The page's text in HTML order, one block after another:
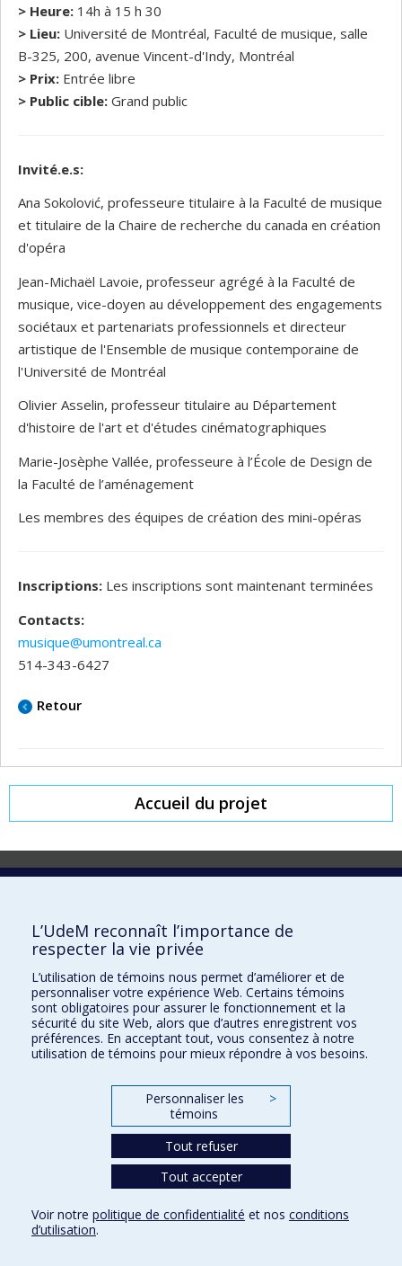
> Heure: 14h à 15 h 30
> Lieu: Université de Montréal, Faculté de musique, salle
B-325, 200, avenue Vincent-d'Indy, Montréal
> Prix: Entrée libre
> Public cible: Grand public
Invité.e.s:
Ana Sokolović, professeure titulaire à la Faculté de musique
et titulaire de la Chaire de recherche du canada en création
d'opéra
Jean-Michaël Lavoie, professeur agrégé à la Faculté de
musique, vice-doyen au développement des engagements
sociétaux et partenariats professionnels et directeur
artistique de l'Ensemble de musique contemporaine de
l'Université de Montréal
Olivier Asselin, professeur titulaire au Département
d'histoire de l'art et d'études cinématographiques
Marie-Josèphe Vallée, professeure à l’École de Design de
la Faculté de l’aménagement
Les membres des équipes de création des mini-opéras
Inscriptions: Les inscriptions sont maintenant terminées
Contacts:
musique@umontreal.ca
514-343-6427
Retour
Accueil du projet
Laboratoire d'innovation
Vice-rectorat aux affaires étudiantes et aux études
Inven_T
Consortium Santé Numérique
Place aux Premiers Peuples
Conditions d’utilisation
L’UdeM reconnaît l’importance de
respecter la vie privée
L’utilisation de témoins nous permet d’améliorer et de
personnaliser votre expérience Web. Certains témoins
sont obligatoires pour assurer le fonctionnement et la
sécurité du site Web, alors que d’autres enregistrent vos
préférences. En acceptant tout, vous consentez à notre
utilisation de témoins pour mieux répondre à vos besoins.
Personnaliser les
témoins
>
Tout refuser
Tout accepter
Voir notre politique de confidentialité et nos conditions
d’utilisation.